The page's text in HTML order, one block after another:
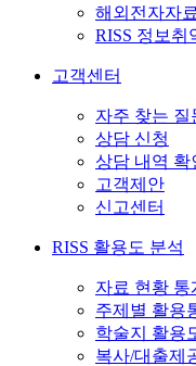
해외전자자
RISS 정보취
고객센터
자주 찾는 질
상담 신청
상담 내역 확
고객제안
신고센터
RISS 활용도 분석
자료 현황 통
주제별 활용
학술지 활용
복사/대출제